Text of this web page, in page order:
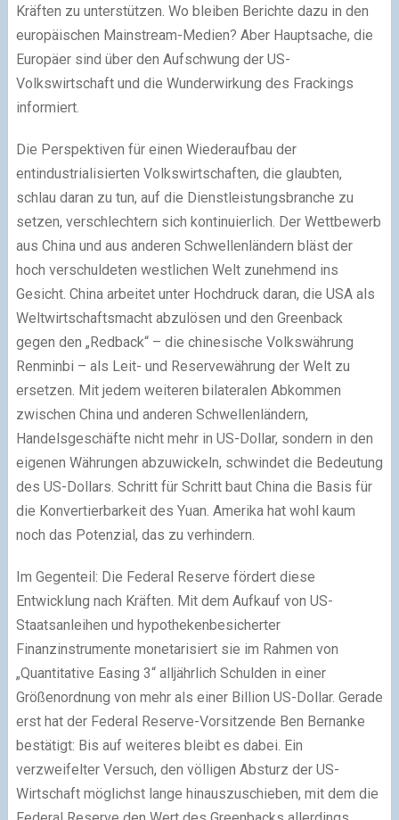
Kräften zu unterstützen. Wo bleiben Berichte dazu in den
europäischen Mainstream-Medien? Aber Hauptsache, die
Europäer sind über den Aufschwung der US-
Volkswirtschaft und die Wunderwirkung des Frackings
informiert.
Die Perspektiven für einen Wiederaufbau der
entindustrialisierten Volkswirtschaften, die glaubten,
schlau daran zu tun, auf die Dienstleistungsbranche zu
setzen, verschlechtern sich kontinuierlich. Der Wettbewerb
aus China und aus anderen Schwellenländern bläst der
hoch verschuldeten westlichen Welt zunehmend ins
Gesicht. China arbeitet unter Hochdruck daran, die USA als
Weltwirtschaftsmacht abzulösen und den Greenback
gegen den „Redback“ – die chinesische Volkswährung
Renminbi – als Leit- und Reservewährung der Welt zu
ersetzen. Mit jedem weiteren bilateralen Abkommen
zwischen China und anderen Schwellenländern,
Handelsgeschäfte nicht mehr in US-Dollar, sondern in den
eigenen Währungen abzuwickeln, schwindet die Bedeutung
des US-Dollars. Schritt für Schritt baut China die Basis für
die Konvertierbarkeit des Yuan. Amerika hat wohl kaum
noch das Potenzial, das zu verhindern.
Im Gegenteil: Die Federal Reserve fördert diese
Entwicklung nach Kräften. Mit dem Aufkauf von US-
Staatsanleihen und hypothekenbesicherter
Finanzinstrumente monetarisiert sie im Rahmen von
„Quantitative Easing 3“ alljährlich Schulden in einer
Größenordnung von mehr als einer Billion US-Dollar. Gerade
erst hat der Federal Reserve-Vorsitzende Ben Bernanke
bestätigt: Bis auf weiteres bleibt es dabei. Ein
verzweifelter Versuch, den völligen Absturz der US-
Wirtschaft möglichst lange hinauszuschieben, mit dem die